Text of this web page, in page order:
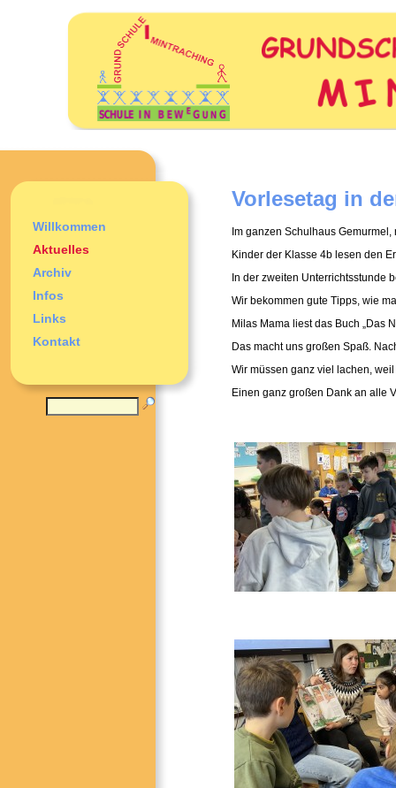
Willkommen
Aktuelles
Archiv
Infos
Links
Kontakt
Vorlesetag in
Im ganzen Schulhaus
Kinder der Klasse 4b lesen den
In der zweiten Unterrichtsstunde
Wir bekommen gute Tipps, wie
Milas Mama liest das Buch „Das
Das macht uns großen Spaß.
Wir müssen ganz viel lachen,
Einen ganz großen Dank an alle